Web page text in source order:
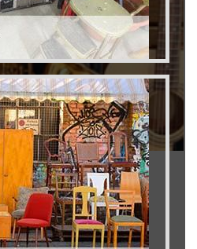
de musique 79
79